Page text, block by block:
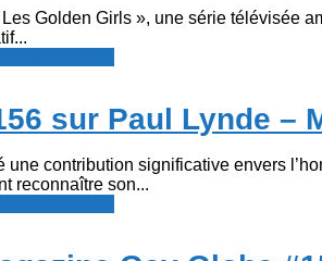
Golden Girls », une série télévisée
sur Paul Lynde –
une contribution significative envers
reconnaître son...